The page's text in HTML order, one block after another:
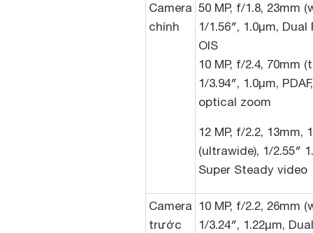
Camera
chính
50 MP, f/1.8, 23mm
1/1.56″, 1.0µm, Dual
OIS
10 MP, f/2.4, 70mm
1/3.94″, 1.0µm,
optical zoom
12 MP, f/2.2, 13mm,
(ultrawide), 1/2.55″
Super Steady video
Camera
trước
10 MP, f/2.2, 26mm
1/3.24″, 1.22µm,